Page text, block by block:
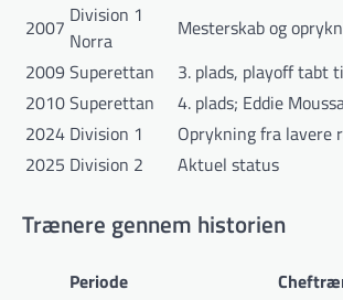
2007 Division 1
Norra
Mesterskab og
2009 Superettan
3. plads, playoff tabt
2010Superettan
4. plads; Eddie
2024 Division 1
Oprykning fra lavere
2025 Division 2 Aktuel status
Trænere gennem historien
Periode